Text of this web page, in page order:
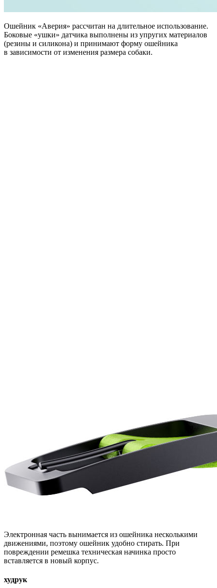
Ошейник «Аверия» рассчитан на длительное использование.
Боковые «ушки» датчика выполнены из упругих материалов
(резины и силикона) и принимают форму ошейника
в зависимости от изменения размера собаки.
Электронная часть вынимается из ошейника несколькими
движениями, поэтому ошейник удобно стирать. При
повреждении ремешка техническая начинка просто
вставляется в новый корпус.
худрук